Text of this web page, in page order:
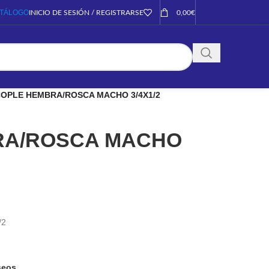
INICIO DE SESIÓN / REGISTRARSE 0,00€
HEMBRA/ROSCA MACHO 3/4X1/2
ROSCA MACHO